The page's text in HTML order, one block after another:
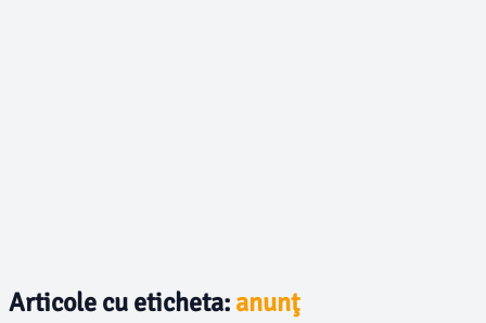
Articole cu eticheta: anunţ